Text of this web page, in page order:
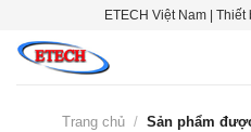
content
ETECH Việt Nam |
Trang chủ / Sản phẩm